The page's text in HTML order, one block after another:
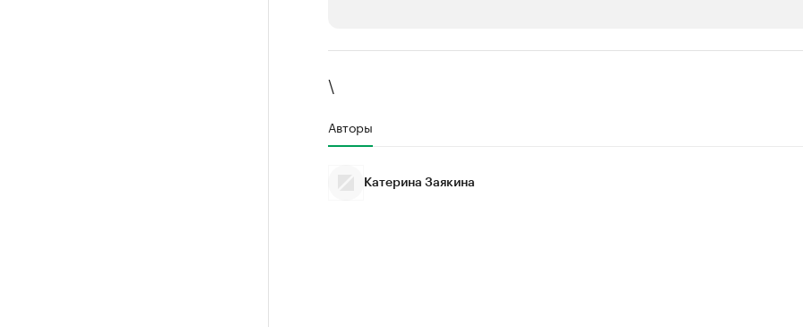
Ознакомьтесь с информацией в каталоге
\
Авторы
Катерина Заякина